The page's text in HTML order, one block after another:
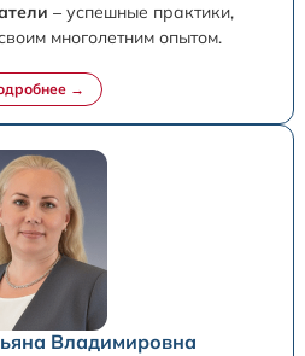
– успешные практики,
многолетним опытом.
Владимировна